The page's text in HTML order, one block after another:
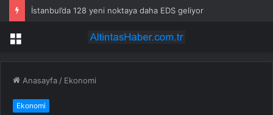
İstanbul’da 128 yeni noktaya daha EDS geliyor
Menü
Anasayfa / Ekonomi
Ekonomi